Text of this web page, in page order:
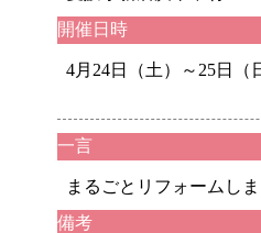
開催日時
4月24日（土）～25日
一言
まるごとリフォームしま
備考